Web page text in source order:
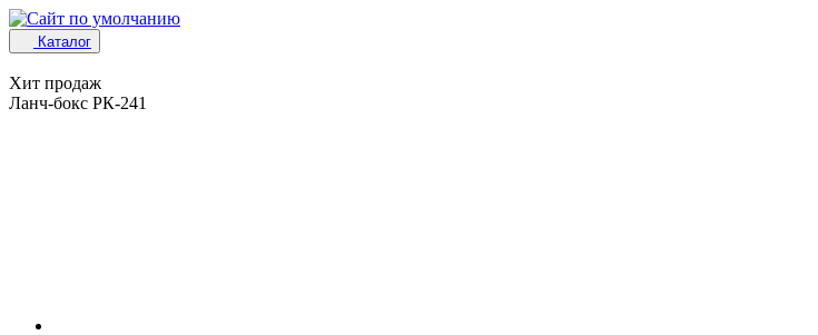
Каталог
Хит продаж
Ланч-бокс РК-241